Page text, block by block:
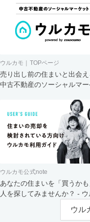
ウルカモ｜TOPページ
売り出し前の住まいと出会え
中古不動産のソーシャルマー
ウルカモ公式note
あなたの住まいを「買うか
人を探してみませんか？ - ウ
ウル